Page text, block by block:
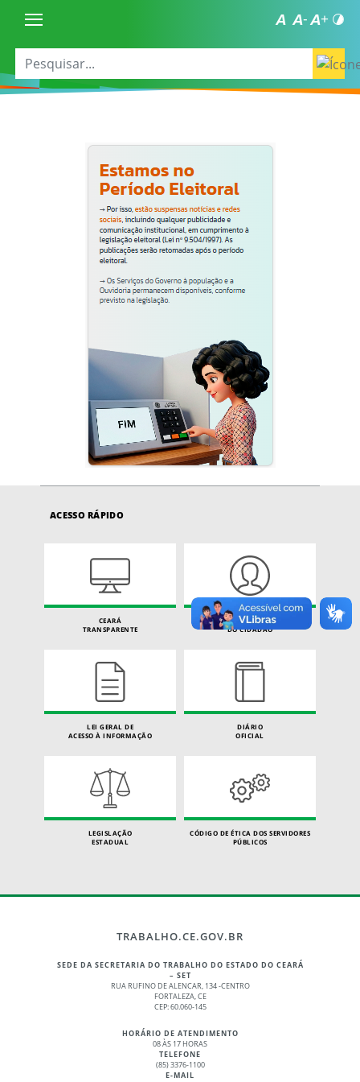
ACESSO RÁPIDO
CEARÁ
TRANSPARENTE
CARTA DE SERVIÇOS
DO CIDADÃO
LEI GERAL DE
ACESSO À INFORMAÇÃO
DIÁRIO
OFICIAL
LEGISLAÇÃO
ESTADUAL
CÓDIGO DE ÉTICA DOS SERVIDORES
PÚBLICOS
TRABALHO.CE.GOV.BR
SEDE DA SECRETARIA DO TRABALHO DO ESTADO DO CEARÁ
– SET
RUA RUFINO DE ALENCAR, 134 -CENTRO
FORTALEZA, CE
CEP: 60.060-145
HORÁRIO DE ATENDIMENTO
08 ÀS 17 HORAS
TELEFONE
(85) 3376-1100
E-MAIL